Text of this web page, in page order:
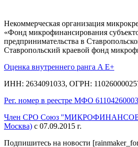
Некоммерческая организация
«Фонд микрофинансирования
предпринимательства в
Ставропольский краевой фонд
Оценка внутреннего ранга A E+
ИНН: 2634091033, ОГРН:
Рег. номер в реестре МФО
Член СРО Союз
Москва) с 07.09.2015 г.
Подпишитесь на новости